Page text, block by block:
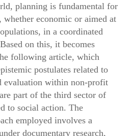
planning is fundamental for
whether economic or aimed at
in a coordinated
on this, it becomes
following article, which
postulates related to
evaluation within non-profit
part of the third sector of
to social action. The
employed involves a
documentary research,